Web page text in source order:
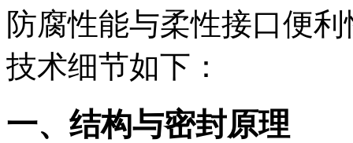
防腐性能与柔性接口便
技术细节如下：
一、结构与密封原理